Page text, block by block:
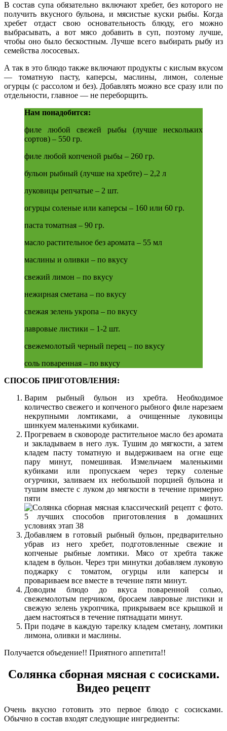
В состав супа обязательно включают хребет, без которого не
получить вкусного бульона, и мясистые куски рыбы. Когда
хребет отдаст свою основательность блюду, его можно
выбрасывать, а вот мясо добавить в суп, поэтому лучше,
чтобы оно было бескостным. Лучше всего выбирать рыбу из
семейства лососевых.
А так в это блюдо также включают продукты с кислым вкусом
— томатную пасту, каперсы, маслины, лимон, соленые
огурцы (с рассолом и без). Добавлять можно все сразу или по
отдельности, главное — не переборщить.
Нам понадобится:
филе любой свежей рыбы (лучше нескольких
сортов) – 550 гр.
филе любой копченой рыбы – 260 гр.
бульон рыбный (лучше на хребте) – 2,2 л
луковицы репчатые – 2 шт.
огурцы соленые или каперсы – 160 или 60 гр.
паста томатная – 90 гр.
масло растительное без аромата – 55 мл
маслины и оливки – по вкусу
свежий лимон – по вкусу
нежирная сметана – по вкусу
свежая зелень укропа – по вкусу
лавровые листики – 1-2 шт.
свежемолотый черный перец – по вкусу
соль поваренная – по вкусу
СПОСОБ ПРИГОТОВЛЕНИЯ:
Варим рыбный бульон из хребта. Необходимое
количество свежего и копченого рыбного филе нарезаем
некрупными ломтиками, а очищенные луковицы
шинкуем маленькими кубиками.
Прогреваем в сковороде растительное масло без аромата
и закладываем в него лук. Тушим до мягкости, а затем
кладем пасту томатную и выдерживаем на огне еще
пару минут, помешивая. Измельчаем маленькими
кубиками или пропускаем через терку соленые
огурчики, заливаем их небольшой порцией бульона и
тушим вместе с луком до мягкости в течение примерно
пяти минут.
Добавляем в готовый рыбный бульон, предварительно
убрав из него хребет, подготовленные свежие и
копченые рыбные ломтики. Мясо от хребта также
кладем в бульон. Через три минутки добавляем луковую
поджарку с томатом, огурцы или каперсы и
провариваем все вместе в течение пяти минут.
Доводим блюдо до вкуса поваренной солью,
свежемолотым перчиком, бросаем лавровые листики и
свежую зелень укропчика, прикрываем все крышкой и
даем настояться в течение пятнадцати минут.
При подаче в каждую тарелку кладем сметану, ломтики
лимона, оливки и маслины.
Получается объедение!! Приятного аппетита!!
Солянка сборная мясная с сосисками.
Видео рецепт
Очень вкусно готовить это первое блюдо с сосисками.
Обычно в состав входят следующие ингредиенты: